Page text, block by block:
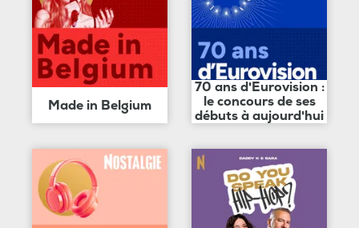
Made in Belgium
70 ans d'Eurovision :
le concours de ses
débuts à aujourd'hui